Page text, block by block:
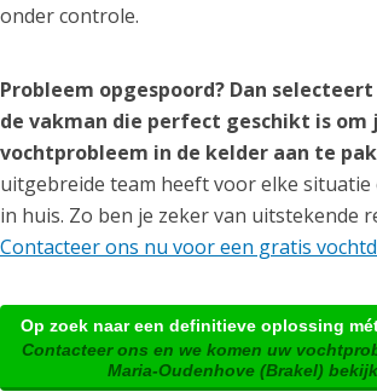
onder controle.
Probleem opgespoord? Dan
de vakman die perfect geschikt is om
vochtprobleem in de kelder aan te
uitgebreide team heeft voor elke situatie
in huis. Zo ben je zeker van uitstekende
Contacteer ons nu voor een gratis
Op zoek naar een definitieve oplossing
Contacteer ons en we komen uw
Maria-Oudenhove (Brakel)